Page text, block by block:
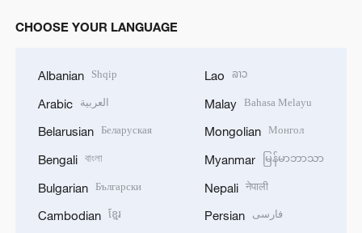
CHOOSE YOUR LANGUAGE
Albanian Shqip
Arabic العربية
Belarusian Беларуская
Bengali বাংলা
Bulgarian Български
Cambodian ខ្មែរ
Lao ລາວ
Malay Bahasa Melayu
Mongolian Монгол
Myanmar မြန်မာဘာသာ
Nepali नेपाली
Persian فارسی